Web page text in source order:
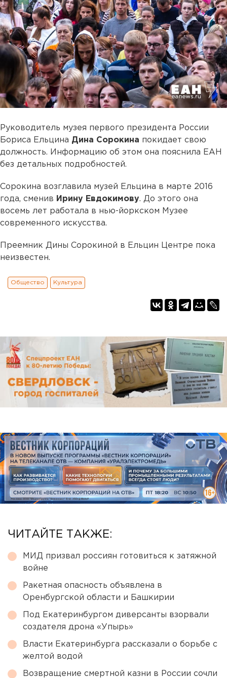
Руководитель музея первого президента России
Бориса Ельцина Дина Сорокина покидает свою
должность. Информацию об этом она пояснила ЕАН
без детальных подробностей.
Сорокина возглавила музей Ельцина в марте 2016
года, сменив Ирину Евдокимову. До этого она
восемь лет работала в нью-йоркском Музее
современного искусства.
Преемник Дины Сорокиной в Ельцин Центре пока
неизвестен.
Общество Культура
ЧИТАЙТЕ ТАКЖЕ:
МИД призвал россиян готовиться к затяжной
войне
Ракетная опасность объявлена в
Оренбургской области и Башкирии
Под Екатеринбургом диверсанты взорвали
создателя дрона «Упырь»
Власти Екатеринбурга рассказали о борьбе с
желтой водой
Возвращение смертной казни в России сочли